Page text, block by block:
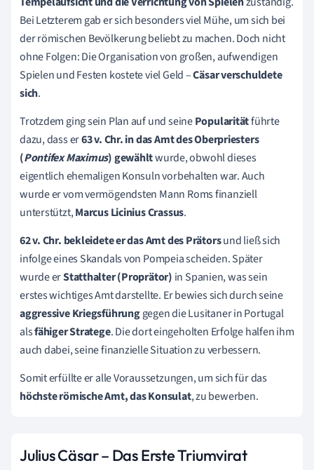
Bei Letzterem gab er sich besonders viel Mühe, um sich bei
der römischen Bevölkerung beliebt zu machen. Doch nicht
ohne Folgen: Die Organisation von großen, aufwendigen
Spielen und Festen kostete viel Geld –Cäsar verschuldete
sich.
Trotzdem ging sein Plan auf und seinePopularitätführte
dazu, dass er63 v. Chr. in das Amt des Oberpriesters
(Pontifex Maximus) gewähltwurde, obwohl dieses
eigentlich ehemaligen Konsuln vorbehalten war. Auch
wurde er vom vermögendsten Mann Roms finanziell
unterstützt,Marcus Licinius Crassus.
62 v. Chr. bekleidete er das Amt des Prätorsund ließ sich
infolge eines Skandals von Pompeia scheiden. Später
wurde erStatthalter (Proprätor) in Spanien, was sein
erstes wichtiges Amt darstellte. Er bewies sich durch seine
aggressive Kriegsführunggegen die Lusitaner in Portugal
alsfähiger Stratege. Die dort eingeholten Erfolge halfen ihm
auch dabei, seine finanzielle Situation zu verbessern.
Somit erfüllte er alle Voraussetzungen, um sich für das
höchste römische Amt, das Konsulat, zu bewerben.
Julius Cäsar – Das Erste Triumvirat